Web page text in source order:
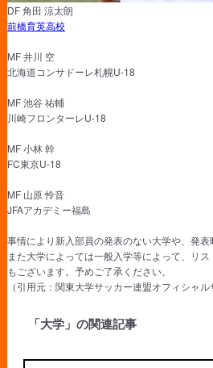
DF 角田 涼太朗
前橋育英高校
MF 井川 空
北海道コンサドーレ札幌U-18
MF 池谷 祐輔
川崎フロンターレU-18
MF 小林 幹
FC東京U-18
MF 山原 怜音
JFAアカデミー福島
事情により新入部員の発表のない大学や、発表
また大学によっては一般入学等によって、リ
もございます。予めご了承ください。
（引用元：関東大学サッカー連盟オフィシャル
「大学」の関連記事